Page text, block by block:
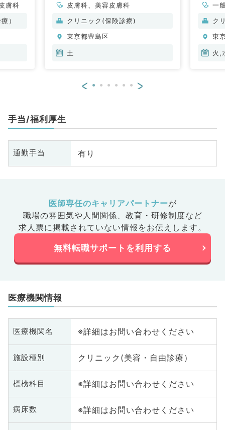
膚科
）
皮膚科、美容皮膚科
クリニック(保険診療)
東京都豊島区
土
一
ク
東
火,
< >
手当/福利厚生
通勤手当 有り
医師専任のキャリアパートナーが
職場の雰囲気や人間関係、 教育・研修制度など
求人票に掲載されていない情報をお伝えします。
無料転職サポートを利用する
医療機関情報
医療機関名 ※詳細はお問い合わせください
施設種別 クリニック(美容・自由診療）
標榜科目 ※詳細はお問い合わせください
病床数 ※詳細はお問い合わせください